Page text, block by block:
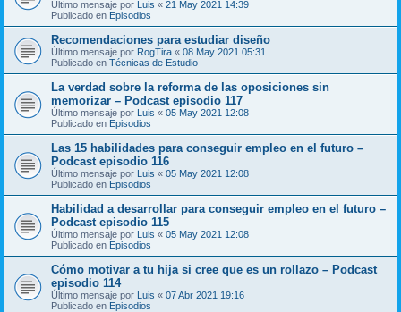
Último mensaje por Luis « 21 May 2021 14:39
Publicado en Episodios
Recomendaciones para estudiar diseño
Último mensaje por RogTira « 08 May 2021 05:31
Publicado en Técnicas de Estudio
La verdad sobre la reforma de las oposiciones sin
memorizar – Podcast episodio 117
Último mensaje por Luis « 05 May 2021 12:08
Publicado en Episodios
Las 15 habilidades para conseguir empleo en el futuro –
Podcast episodio 116
Último mensaje por Luis « 05 May 2021 12:08
Publicado en Episodios
Habilidad a desarrollar para conseguir empleo en el futuro –
Podcast episodio 115
Último mensaje por Luis « 05 May 2021 12:08
Publicado en Episodios
Cómo motivar a tu hija si cree que es un rollazo – Podcast
episodio 114
Último mensaje por Luis « 07 Abr 2021 19:16
Publicado en Episodios